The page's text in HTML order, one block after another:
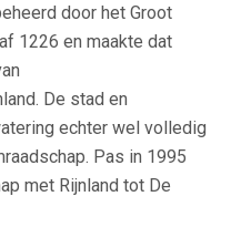
door het Groot
1226 en maakte dat
De stad en
echter wel volledig
Pas in 1995
met Rijnland tot De